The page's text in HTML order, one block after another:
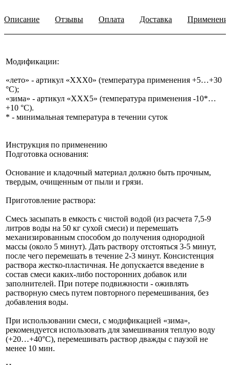
Описание Отзывы Оплата Доставка
Модификации:
«лето» - артикул «ХХХ0» (температура применения +5…+30
°С);
«зима» - артикул «ХХХ5» (температура применения -10*…
+10 °С).
* - минимальная температура в течении суток
Инструкция по применению
Подготовка основания:
Основание и кладочный материал должно быть прочным,
твердым, очищенным от пыли и грязи.
Приготовление раствора:
Смесь засыпать в емкость с чистой водой (из расчета 7,5-9
литров воды на 50 кг сухой смеси) и перемешать
механизированным способом до получения однородной
массы (около 5 минут). Дать раствору отстояться 3-5 минут,
после чего перемешать в течение 2-3 минут. Консистенция
раствора жестко-пластичная. Не допускается введение в
состав смеси каких-либо посторонних добавок или
заполнителей. При потере подвижности - оживлять
растворную смесь путем повторного перемешивания, без
добавления воды.
При использовании смеси, с модификацией «зима»,
рекомендуется использовать для замешивания теплую воду
(+20…+40°С), перемешивать раствор дважды с паузой не
менее 10 мин.